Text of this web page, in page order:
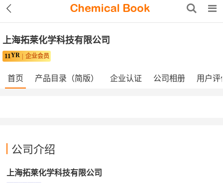
上海拓莱化学科技有限公司
11YR 企业会员
首页 产品目录（简版） 企业认证 公司相册 用户评
公司介绍
上海拓莱化学科技有限公司